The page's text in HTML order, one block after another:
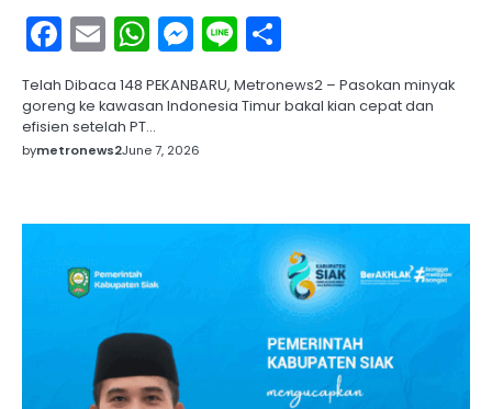
Facebook
EmailWhatsApp
Messenger
Line
Telah Dibaca 148 PEKANBARU, Metronews2 – Pasokan minyak
goreng ke kawasan Indonesia Timur bakal kian cepat dan
efisien setelah PT…
bymetronews2June 7, 2026